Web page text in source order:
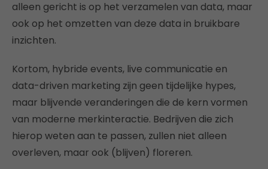
alleen gericht is op het verzamelen van data, maar
ook op het omzetten van deze data in bruikbare
inzichten.
Kortom, hybride events, live communicatie en
data-driven marketing zijn geen tijdelijke hypes,
maar blijvende veranderingen die de kern vormen
van moderne merkinteractie. Bedrijven die zich
hierop weten aan te passen, zullen niet alleen
overleven, maar ook (blijven) floreren.